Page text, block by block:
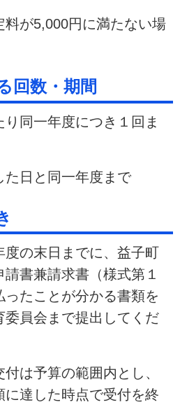
料が5,000円に満たない場
回数・期間
同一年度につき１回ま
た日と同一年度まで
の末日までに、益子町
書兼請求書（様式第１
たことが分かる書類を
委員会まで提出してくだ
は予算の範囲内とし、
達した時点で受付を終